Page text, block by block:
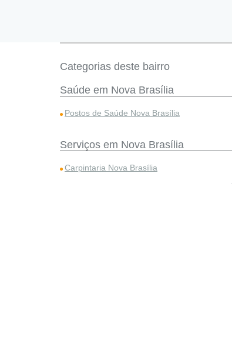
Categorias deste bairro
Saúde em Nova Brasília
Postos de Saúde Nova Brasília
Serviços em Nova Brasília
Carpintaria Nova Brasília